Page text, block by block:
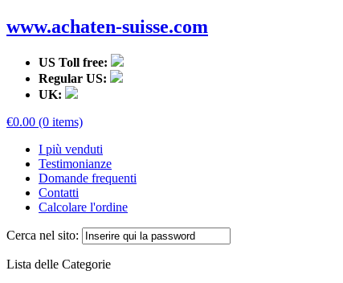
www.achaten-suisse.com
US Toll free:
Regular US:
UK:
€0.00 (0 items)
I più venduti
Testimonianze
Domande frequenti
Contatti
Calcolare l'ordine
Cerca nel sito:
Lista delle Categorie